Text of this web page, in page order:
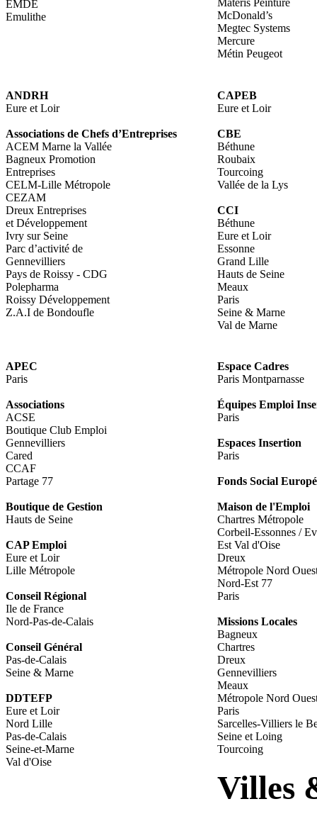
EMDE
Emulithe
McDonald’s
Megtec Systems
Mercure
Métin Peugeot
ANDRH
Eure et Loir
Associations de Chefs d’Entreprises
ACEM Marne la Vallée
Bagneux Promotion
Entreprises
CELM-Lille Métropole
CEZAM
Dreux Entreprises
et Développement
Ivry sur Seine
Parc d’activité de
Gennevilliers
Pays de Roissy - CDG
Polepharma
Roissy Développement
Z.A.I de Bondoufle
CAPEB
Eure et Loir
CBE
Béthune
Roubaix
Tourcoing
Vallée de la Lys
CCI
Béthune
Eure et Loir
Essonne
Grand Lille
Hauts de Seine
Meaux
Paris
Seine & Marne
Val de Marne
APEC
Paris
Associations
ACSE
Boutique Club Emploi
Gennevilliers
Cared
CCAF
Partage 77
Boutique de Gestion
Hauts de Seine
CAP Emploi
Eure et Loir
Lille Métropole
Conseil Régional
Ile de France
Nord-Pas-de-Calais
Conseil Général
Pas-de-Calais
Seine & Marne
DDTEFP
Eure et Loir
Nord Lille
Pas-de-Calais
Seine-et-Marne
Val d'Oise
Espace Cadres
Paris Montparnasse
Équipes Emploi
Paris
Espaces Insertion
Paris
Fonds Social
Maison de l'Emploi
Chartres Métropole
Corbeil-Essonnes /
Est Val d'Oise
Dreux
Métropole Nord
Nord-Est 77
Paris
Missions Locales
Bagneux
Chartres
Dreux
Gennevilliers
Meaux
Métropole Nord
Paris
Sarcelles-Villiers le
Seine et Loing
Tourcoing
Villes